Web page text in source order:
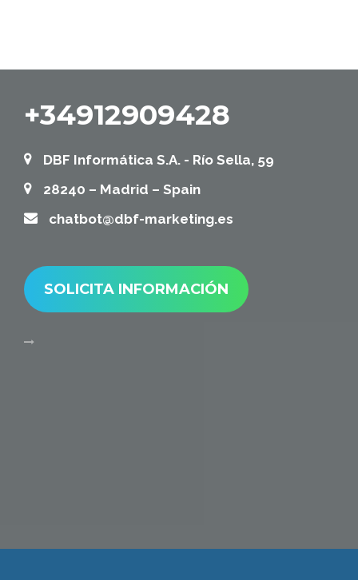
+34912909428
DBF Informática S.A. - Río Sella, 59
28240 – Madrid – Spain
chatbot@dbf-marketing.es
SOLICITA INFORMACIÓN